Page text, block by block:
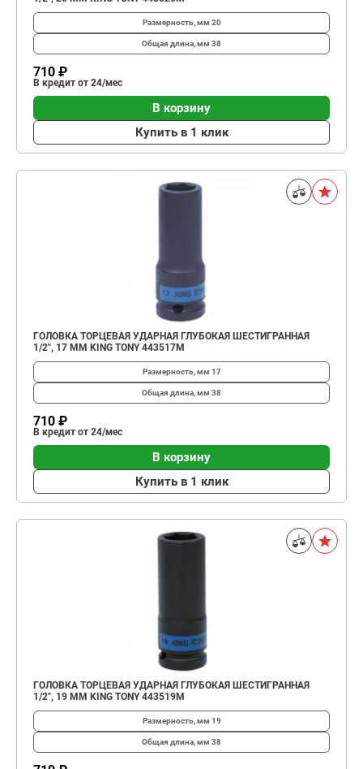
Размерность, мм 20
Общая длина, мм 38
710 ₽
В кредит от 24/мес
В корзину
Купить в 1 клик
ГОЛОВКА ТОРЦЕВАЯ УДАРНАЯ ГЛУБОКАЯ ШЕСТИГРАННАЯ
1/2", 17 ММ KING TONY 443517M
Размерность, мм 17
Общая длина, мм 38
710 ₽
В кредит от 24/мес
В корзину
Купить в 1 клик
ГОЛОВКА ТОРЦЕВАЯ УДАРНАЯ ГЛУБОКАЯ ШЕСТИГРАННАЯ
1/2", 19 ММ KING TONY 443519M
Размерность, мм 19
Общая длина, мм 38